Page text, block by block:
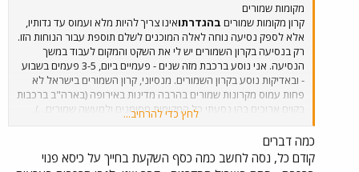
מקומות שמורים
קרון מקומות שמורים בהגדרתואינו צריך להיות מלא ועמוס עד גדותיו,
אלא לספק נסיעה נוחה לאלה המוכנים לשלם תוספת עבור הנוחות הזו.
רק בנסיעה בקרון השמורים יש לי את השקט והמקום לעבוד במשך
הנסיעה. אני נוסע ברכבת מזה שנים - פעמיים ביום, 3-5 פעמים בשבוע
- ובאדיקות נוסע בקרון השמורים. מנסיוני, קרון השמורים בישראל לא
פחות עמוס מקרונות שמורים בהרבה מדינות באירופה (בארה"ב ברכבות
בקוים ארוכים בהן נסעתי כל המקומות מסומנים ולמעשה שמורים...).
אגב, מעבר לעובדי הרכבת אשר תמיד יושבים בקרון, יש בו גם חבורה
קבועה של נוסעים נאמנים. ברכבות הבוקר, כמו היום למשל, ברכבת של
07:21 מת"א מרכז לחיפה, ישבו בקרון השמורים כארבעים איש. הפתרון
צריך להיות בתגבור הרכבות בימי ראשון בבוקר ובימי חמישי אחר
לחץ כדי להרחיב...
כמה דברים
קודם כל, נסה לחשב כמה כסף השקעת בחייך על כיסא פנוי